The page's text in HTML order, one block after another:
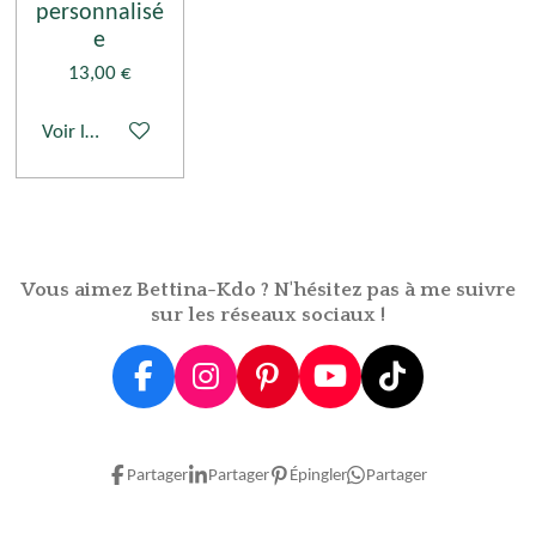
personnalisé
e
13,00 €
Voir les détails
Vous aimez Bettina-Kdo ? N'hésitez pas à me suivre
sur les réseaux sociaux !
F
e
I
t
P
t
Y
T
T
T
Partager Partager Épingler Partager